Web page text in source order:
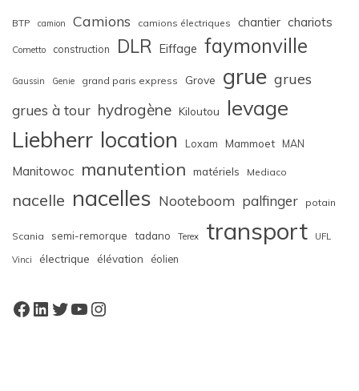
BTP camion Camions camions électriques chantier chariots
Cometto construction DLR Eiffage faymonville
Gaussin Genie grand paris express Grove grue grues
grues à tour hydrogène Kiloutou levage
Liebherr location Loxam Mammoet MAN
Manitowoc manutention matériels Mediaco
nacelle nacelles Nooteboom palfinger potain
Scania semi-remorque tadano Terex transport UFL
Vinci électrique élévation éolien
Facebook
LinkedIn
Twitter
YouTube
Instagram